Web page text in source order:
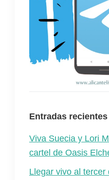
Entradas recientes
Viva Suecia y Lori
cartel de Oasis
Llegar vivo al